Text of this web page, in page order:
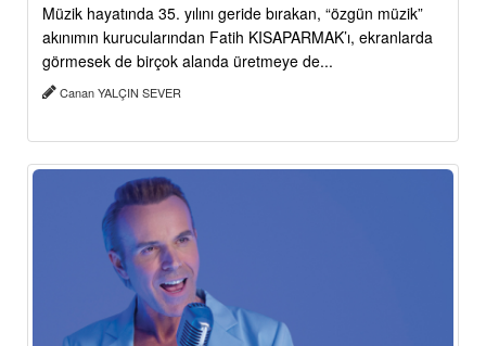
Müzik hayatında 35. yılını geride bırakan, “özgün müzik”
akınımın kurucularından Fatih KISAPARMAK’ı, ekranlarda
görmesek de birçok alanda üretmeye de...
Canan YALÇIN SEVER